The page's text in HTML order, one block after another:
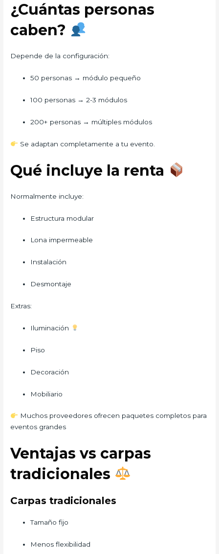
¿Cuántas personas
caben?
Depende de la configuración:
50 personas → módulo pequeño
100 personas → 2-3 módulos
200+ personas → múltiples módulos
Se adaptan completamente a tu evento.
Qué incluye la renta
Normalmente incluye:
Estructura modular
Lona impermeable
Instalación
Desmontaje
Extras:
Iluminación
Piso
Decoración
Mobiliario
Muchos proveedores ofrecen paquetes completos para
eventos grandes
Ventajas vs carpas
tradicionales
Carpas tradicionales
Tamaño fijo
Menos flexibilidad